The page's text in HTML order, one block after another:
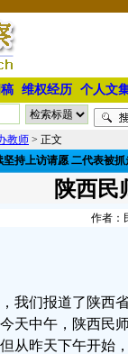
维权经历 个人文
教师 > 正文
坚持上访请愿 二代表被抓
陕西民
作者：
我们报道了陕西
天中午，陕西民
从昨天下午开始